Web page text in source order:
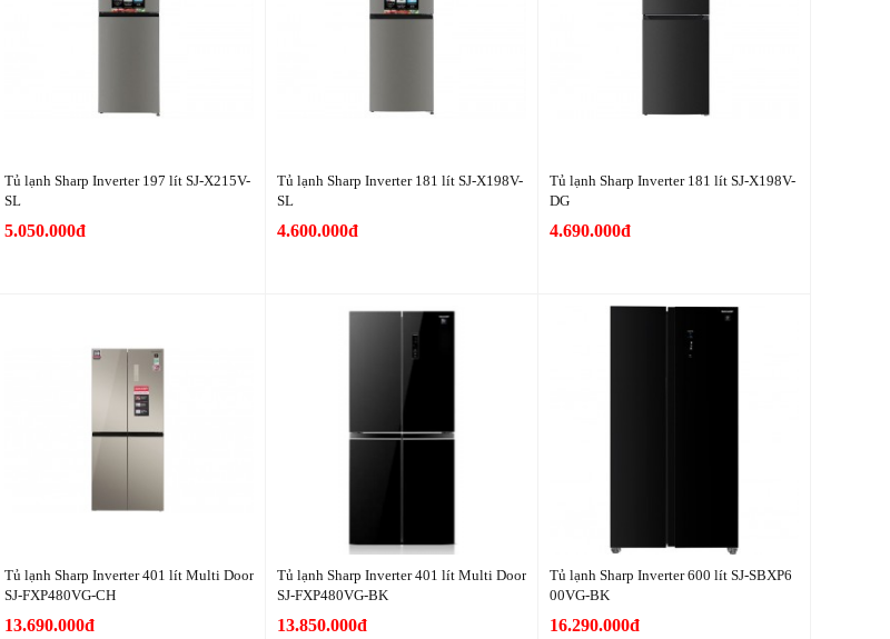
Tủ lạnh Sharp Inverter 197 lít SJ-X215V-
SL
5.050.000đ
Tủ lạnh Sharp Inverter 181 lít SJ-X198V-
SL
4.600.000đ
Tủ lạnh Sharp Inverter 181 lít SJ-X198V-
DG
4.690.000đ
Tủ lạnh Sharp Inverter 401 lít Multi Door
SJ-FXP480VG-CH
13.690.000đ
Tủ lạnh Sharp Inverter 401 lít Multi Door
SJ-FXP480VG-BK
13.850.000đ
Tủ lạnh Sharp Inverter 600 lít SJ-SBXP6
00VG-BK
16.290.000đ